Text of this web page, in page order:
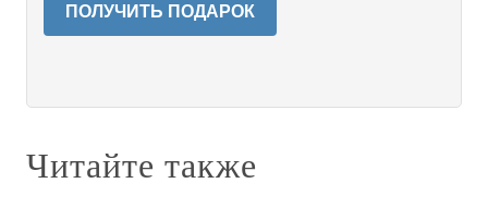
ПОЛУЧИТЬ ПОДАРОК
Читайте также